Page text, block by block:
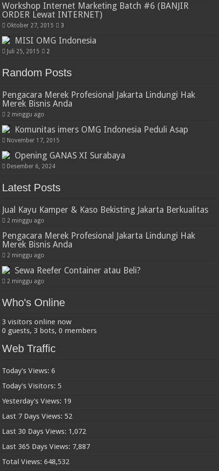
Workshop Internet Marketing Batch #6 (BANJIR
ORDER Lewat INTERNET)
Oktober 27, 2015 3
MISI OMG Indonesia
Juli 25, 2015 2
Random Posts
Pengacara Merek Profesional Jakarta Lindungi Hak
Merek Bisnis Anda
2 minggu ago
Komunitas imers OMG Indonesia Peduli Asap
November 17, 2015
Opening GANAS XI Surabaya
Desember 6, 2024
Latest Posts
Jual Kayu Kamper & Kaso Bekisting Jakarta Berkualitas
2 minggu ago
Pengacara Merek Profesional Jakarta Lindungi Hak
Merek Bisnis Anda
2 minggu ago
Sewa Reefer Container atau Beli?
2 minggu ago
Who's Online
3 visitors online now
0 guests, 3 bots, 0 members
Web Traffic
Today's Views:6
Today's Visitors:5
Yesterday's Views: 19
Last 7 Days Views:52
Last 30 Days Views: 1,072
Last 365 Days Views: 7,887
Total Views:648,532